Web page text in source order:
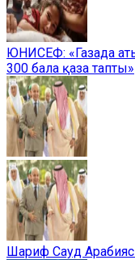
ЮНИСЕФ: «Газада
300 бала қаза тапты»
Шариф Сауд